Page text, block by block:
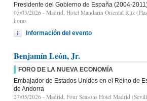
Presidente del Gobierno de España (2004-
05/03/2026 - Madrid, Hotel Mandarin Oriental Ritz
horas
Información del evento
Benjamín León, Jr.
FORO DE LA NUEVA ECONOMÍA
Embajador de Estados Unidos en el Reino de
de Andorra
27/05/2026 - Madrid, Four Seasons Hotel Madrid